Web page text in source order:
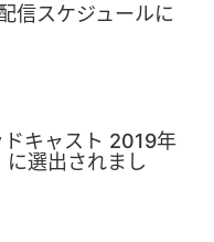
スケジュールに
キャスト 2019年
選出されまし